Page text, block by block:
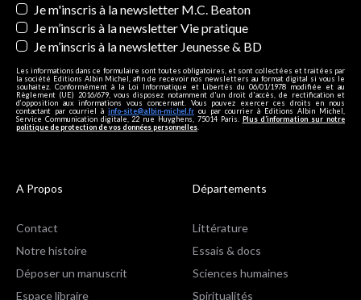
Je m'inscris à la newsletter M.C. Beaton
Je m’inscris à la newsletter Vie pratique
Je m’inscris à la newsletter Jeunesse & BD
Les informations dans ce formulaire sont toutes obligatoires, et sont collectées et traitées par
la société Editions Albin Michel, afin de recevoir nos newsletters au format digital si vous le
souhaitez. Conformément à la Loi Informatique et Libertés du 06/01/1978 modifiée et au
Règlement (UE) 2016/679, vous disposez notamment d'un droit d'accès, de rectification et
d’opposition aux informations vous concernant. Vous pouvez exercer ces droits en nous
contactant par courriel à info-site@albin-michel.fr ou par courrier à Editions Albin Michel,
Service Communication digitale, 22 rue Huyghens, 75014 Paris. Plus d’information sur notre
politique de protection de vos données personnelles
A Propos
Contact
Notre histoire
Déposer un manuscrit
Espace libraire
Départements
Littérature
Essais & docs
Sciences humaines
Spiritualités